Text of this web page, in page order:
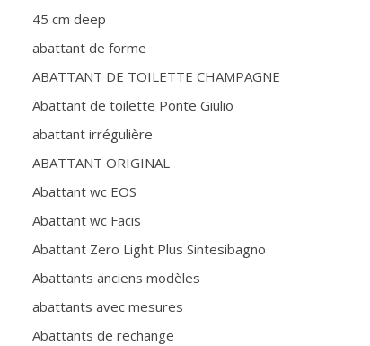
45 cm deep
abattant de forme
ABATTANT DE TOILETTE CHAMPAGNE
Abattant de toilette Ponte Giulio
abattant irrégulière
ABATTANT ORIGINAL
Abattant wc EOS
Abattant wc Facis
Abattant Zero Light Plus Sintesibagno
Abattants anciens modèles
abattants avec mesures
Abattants de rechange